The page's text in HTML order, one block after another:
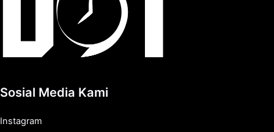
Sosial Media Kami
Instagram